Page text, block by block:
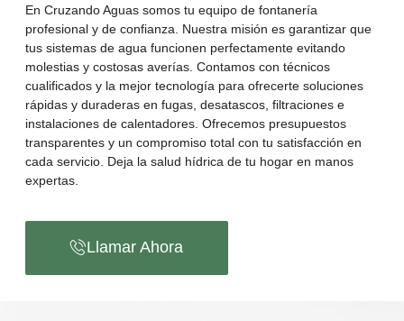
En Cruzando Aguas somos tu equipo de fontanería
profesional y de confianza. Nuestra misión es garantizar que
tus sistemas de agua funcionen perfectamente evitando
molestias y costosas averías. Contamos con técnicos
cualificados y la mejor tecnología para ofrecerte soluciones
rápidas y duraderas en fugas, desatascos, filtraciones e
instalaciones de calentadores. Ofrecemos presupuestos
transparentes y un compromiso total con tu satisfacción en
cada servicio. Deja la salud hídrica de tu hogar en manos
expertas.
Llamar Ahora